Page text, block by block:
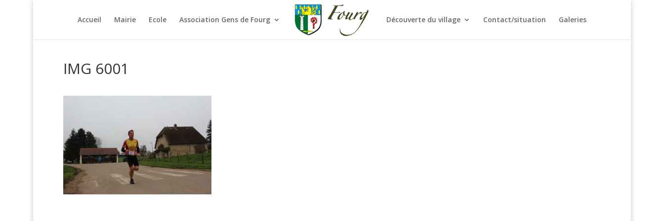
Accueil Mairie Ecole Association Gens de Fourg Découverte du village Contact/situation Galeries
IMG 6001